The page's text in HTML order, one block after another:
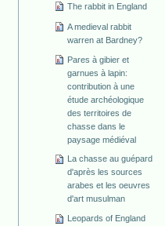
The rabbit in England
A medieval rabbit
warren at Bardney?
Pares à gibier et
garnues à lapin:
contribution à une
étude archéologique
des territoires de
chasse dans le
paysage médiéval
La chasse au guépard
d'après les sources
arabes et les oeuvres
d'art musulman
Leopards of England